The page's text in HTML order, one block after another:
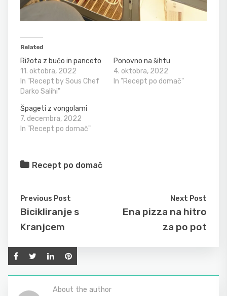
Related
Rižota z bučo in panceto
11. oktobra, 2022
In "Recept by Sous Chef
Darko Salihi"
Ponovno na šihtu
4. oktobra, 2022
In "Recept po domač"
Špageti z vongolami
7. decembra, 2022
In "Recept po domač"
Recept po domač
Previous Post
Bicikliranje s
Kranjcem
Next Post
Ena pizza na hitro
za po pot
About the author